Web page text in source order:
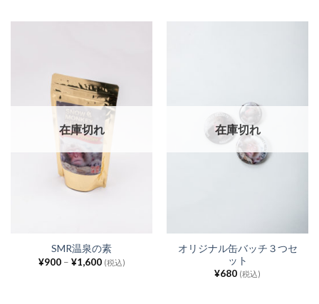
在庫切れ
SMR温泉の素
¥900– ¥1,600 (税込)
在庫切れ
オリジナル缶バッチ３つセ
ット
¥680 (税込)